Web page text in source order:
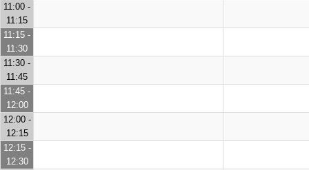
11:00 -
11:15
11:15 -
11:30
11:30 -
11:45
11:45 -
12:00
12:00 -
12:15
12:15 -
12:30